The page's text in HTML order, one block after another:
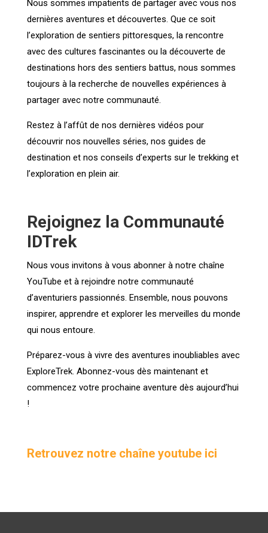
Nous sommes impatients de partager avec vous nos
dernières aventures et découvertes. Que ce soit
l’exploration de sentiers pittoresques, la rencontre
avec des cultures fascinantes ou la découverte de
destinations hors des sentiers battus, nous sommes
toujours à la recherche de nouvelles expériences à
partager avec notre communauté.
Restez à l’affût de nos dernières vidéos pour
découvrir nos nouvelles séries, nos guides de
destination et nos conseils d’experts sur le trekking et
l’exploration en plein air.
Rejoignez la Communauté
IDTrek
Nous vous invitons à vous abonner à notre chaîne
YouTube et à rejoindre notre communauté
d’aventuriers passionnés. Ensemble, nous pouvons
inspirer, apprendre et explorer les merveilles du monde
qui nous entoure.
Préparez-vous à vivre des aventures inoubliables avec
ExploreTrek. Abonnez-vous dès maintenant et
commencez votre prochaine aventure dès aujourd’hui
!
Retrouvez notre chaîne youtube ici